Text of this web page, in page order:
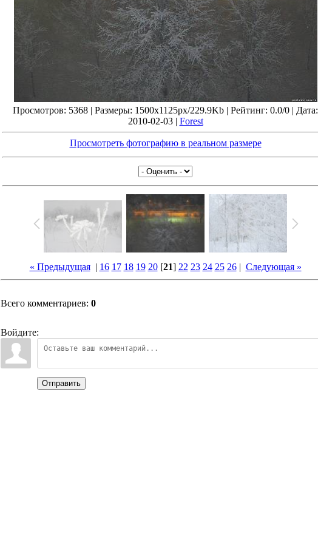
Просмотров: 5368 | Размеры: 1500x1125px/229.9Kb | Рейтинг: 0.0/0 | Дата:
2010-02-03 | Forest
Просмотреть фотографию в реальном размере
« Предыдущая| 16 17 18 19 20[21] 22 23 24 25 26| Следующая »
Всего комментариев: 0
Войдите:
Отправить